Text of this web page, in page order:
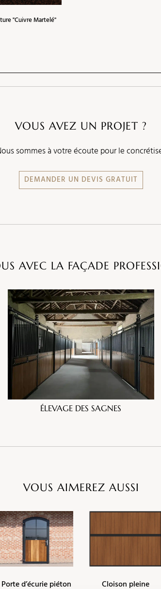
"Cuivre Martelé"
VOUS AVEZ UN PROJET ?
sommes à votre écoute pour le
DEMANDER UN DEVIS GRATUIT
AVEC LA FAÇADE
ÉLEVAGE DES SAGNES
VOUS AIMEREZ AUSSI
Porte d’écurie piéton Cloison pleine